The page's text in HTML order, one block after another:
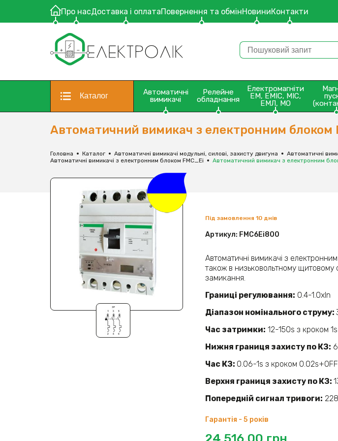
Про насДоставка і оплатаПовернення та обмінНовиниКонтакти
Каталог
Автоматичні
вимикачі
Релейне
обладнання
Електромагніти
ЕМ, ЕМІС, МІС,
ЕМЛ, МО
Автоматичний вимикач з електронним блоком
Головна Каталог Автоматичні вимикачі модульні, силові, захисту двигуна Автоматичні
Автоматичні вимикачі з електронним блоком FMC_Ei
Автоматичний вимикач з електронним
Під замовлення 10 днів
Артикул: FMC6Ei800
Автоматичні вимикачі з
також в низьковольтному щитовому
замикання.
Границі регулювання: 0.4-1.0xIn
Діапазон номінального струму:
Час затримки: 12-150s з кроком
Нижня границя захисту по КЗ:
Час КЗ: 0.06-1s з кроком 0.02s+OFF
Верхня границя захисту по КЗ:
Попередній сигнал тривоги:
Гарантія - 5 років